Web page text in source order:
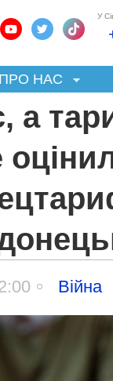
У
ПРО НАС
а
Війна